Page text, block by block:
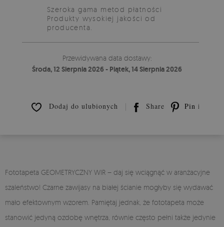
Szeroka gama metod płatności
Produkty wysokiej jakości od
producenta.
Przewidywana data dostawy:
Środa, 12 Sierpnia 2026 - Piątek, 14 Sierpnia 2026
Dodaj do ulubionych Share Pin it
Fototapeta GEOMETRYCZNY WIR – daj się wciągnąć w aranżacyjne
szaleństwo! Czarne zawijasy na białej ścianie mogłyby się wydawać
mało efektownym wzorem. Pamiętaj jednak, że fototapeta może
stanowić jedyną ozdobę wnętrza, równie często pełni także jedynie